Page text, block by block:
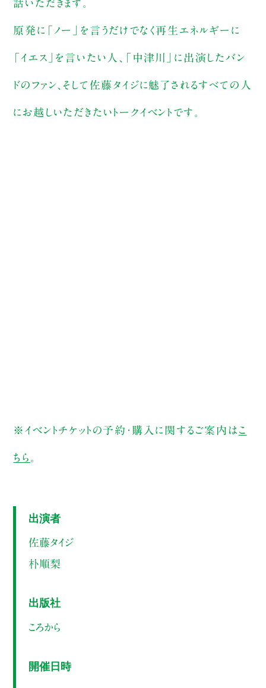
話いただきます。
原発に「ノー」を言うだけでなく再生エネルギーに
「イエス」を言いたい人、「中津川」に出演したバン
ドのファン、そして佐藤タイジに魅了されるすべての人
にお越しいただきたいトークイベントです。
※イベントチケットの予約・購入に関するご案内は こ
ちら
出演者
佐藤タイジ
朴順梨
出版社
ころから
開催日時